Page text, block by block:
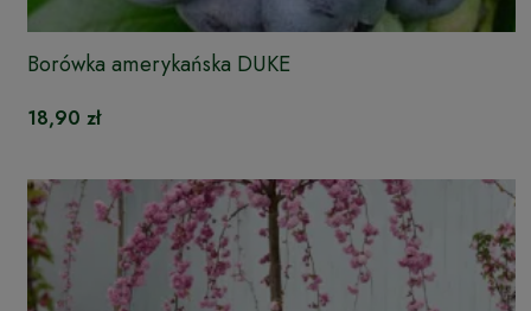
Borówka amerykańska DUKE
18,90 zł